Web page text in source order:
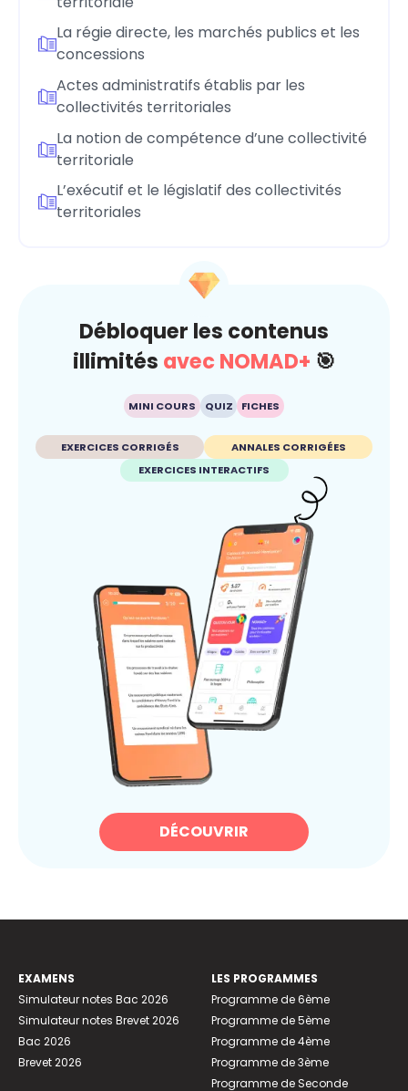
La régie directe, les marchés publics et les
concessions
Actes administratifs établis par les
collectivités territoriales
La notion de compétence d’une collectivité
territoriale
L’exécutif et le législatif des collectivités
territoriales
Débloquer les contenus
illimités avec NOMAD+ 🎯
MINI COURS QUIZ FICHES
EXERCICES CORRIGÉS
ANNALES CORRIGÉES
EXERCICES INTERACTIFS
DÉCOUVRIR
EXAMENS
Simulateur notes Bac 2026
Simulateur notes Brevet 2026
Bac 2026
Brevet 2026
LES PROGRAMMES
Programme de 6ème
Programme de 5ème
Programme de 4ème
Programme de 3ème
Programme de Seconde